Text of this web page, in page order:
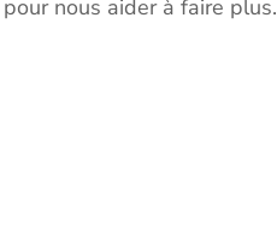
nous aider à faire plus.